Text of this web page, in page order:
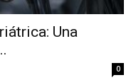
Una
0